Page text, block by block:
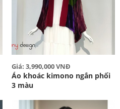
Giá: 3,990,000 VNĐ
Áo khoác kimono ngắn phối
3 màu